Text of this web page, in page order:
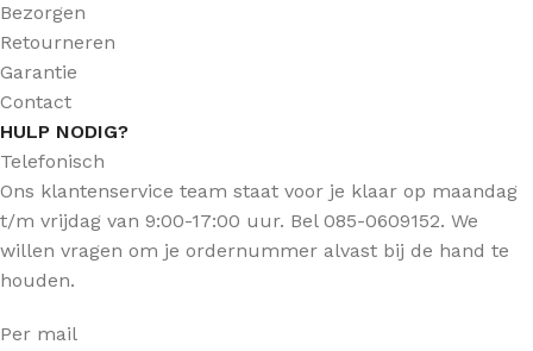
Bezorgen
Retourneren
Garantie
Contact
HULP NODIG?
Telefonisch
Ons klantenservice team staat voor je klaar op maandag
t/m vrijdag van 9:00-17:00 uur. Bel 085-0609152. We
willen vragen om je ordernummer alvast bij de hand te
houden.
Per mail